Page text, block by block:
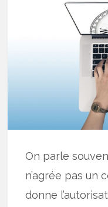
On parle
n’agrée pas un
donne